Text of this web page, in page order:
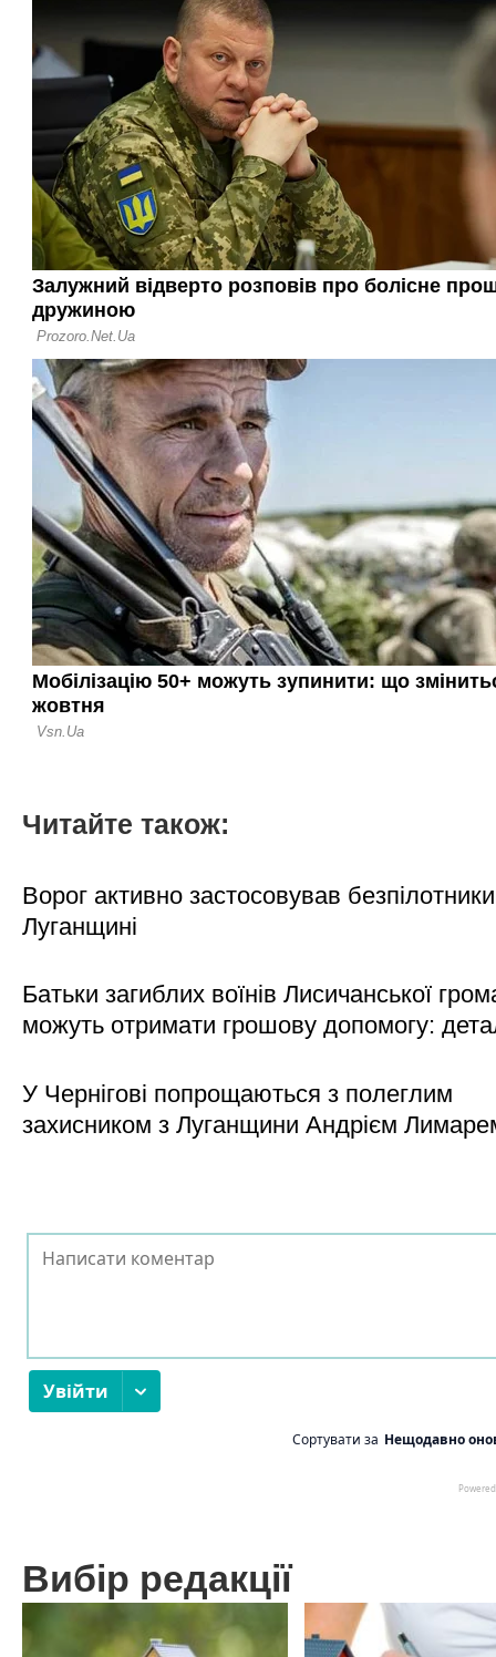
Читайте також:
Ворог активно застосовував
Луганщині
Батьки загиблих воїнів Лисичанської
можуть отримати грошову допомогу:
У Чернігові попрощаються з полеглим
захисником з Луганщини Андрієм
Вибір редакції